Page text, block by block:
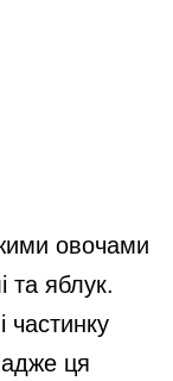
овочами
та яблук.
частинку
ця